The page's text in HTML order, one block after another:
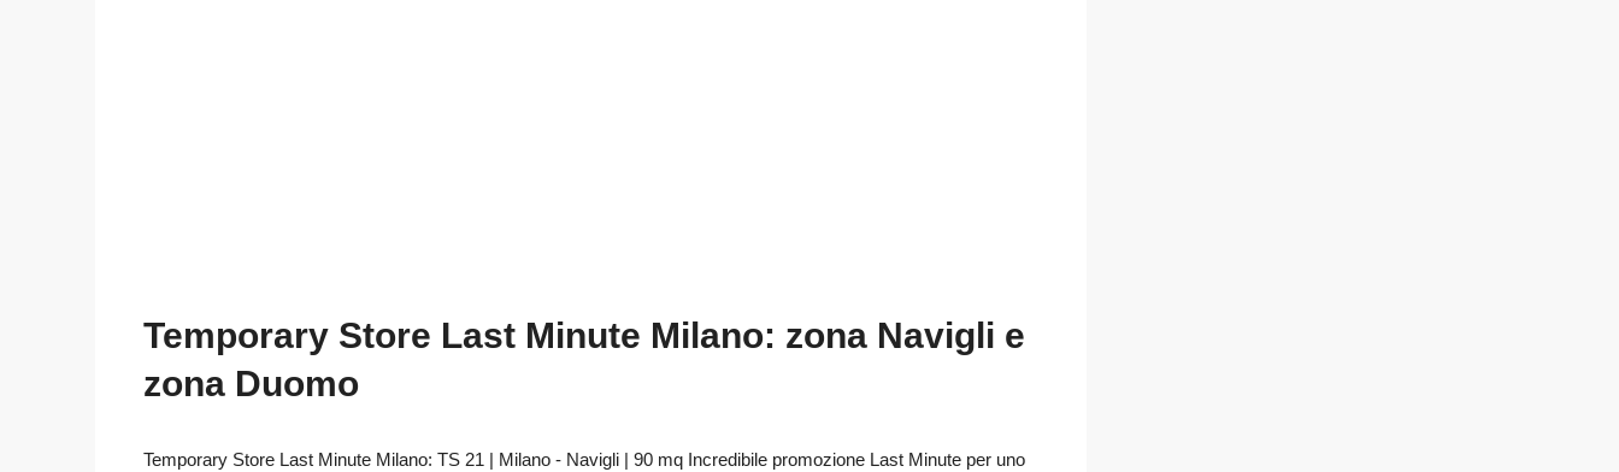
Temporary Store Last Minute Milano: zona Navigli e
zona Duomo
Temporary Store Last Minute Milano: TS 21 | Milano - Navigli | 90 mq Incredibile promozione Last Minute per uno